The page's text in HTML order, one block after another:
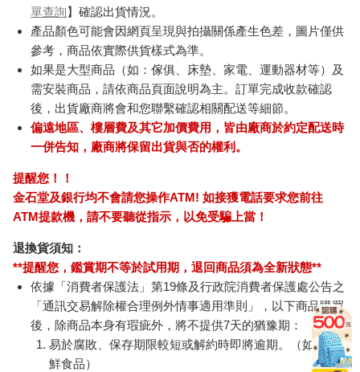
單查詢】確認出貨情況。
產品顏色可能會因網頁呈現與拍攝關係產生色差，圖片僅供
參考，商品依實際供貨樣式為準。
如果是大型商品（如：傢俱、床墊、家電、運動器材等）及
需安裝商品，請依商品頁面說明為主。訂單完成收款確認
後，出貨廠商將會和您聯繫確認相關配送等細節。
偏遠地區、樓層費及其它加價費用，皆由廠商於約定配送時
一併告知，廠商將保留出貨與否的權利。
提醒您！！
金石堂及銀行均不會請您操作ATM! 如接獲電話要求您前往
ATM提款機，請不要聽從指示，以免受騙上當！
退換貨須知：
**提醒您，鑑賞期不等於試用期，退回商品須為全新狀態**
依據「消費者保護法」第19條及行政院消費者保護處公告之
「通訊交易解除權合理例外情事適用準則」，以下商品購買
後，除商品本身有瑕疵外，將不提供7天的猶豫期：
易於腐敗、保存期限較短或解約時即將逾期。（如：生
鮮食品）